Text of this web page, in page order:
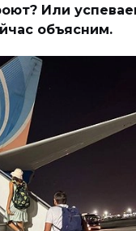
Или
объясним.